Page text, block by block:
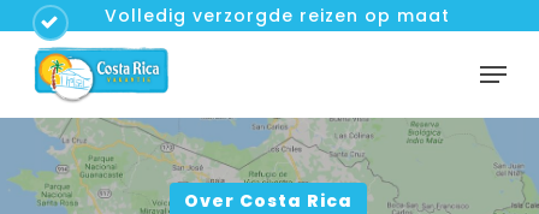
Skip
main
content
Volledig verzorgde reizen op maat
Over Costa Rica
Close